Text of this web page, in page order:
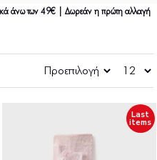
των 49€ | Δωρεάν η πρώτη αλλαγή
Last
items